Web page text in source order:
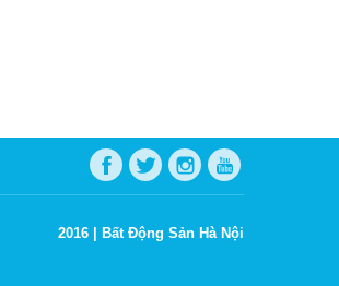
2016 | Bất Động Sản Hà Nội